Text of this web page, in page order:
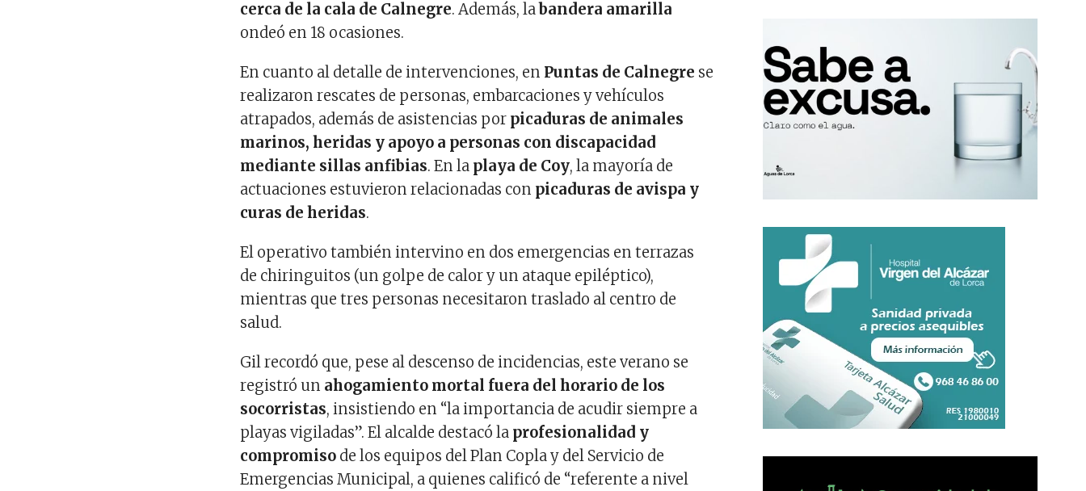
cerca de la cala de Calnegre. Además, labandera amarilla
ondeó en 18 ocasiones.
En cuanto al detalle de intervenciones, en Puntas de Calnegre se
realizaron rescates de personas, embarcaciones y vehículos
atrapados, además de asistencias por picaduras de animales
marinos, heridas y apoyo a personas con discapacidad
mediante sillas anfibias. En la playa de Coy, la mayoría de
actuaciones estuvieron relacionadas con picaduras de avispa y
curas de heridas.
El operativo también intervino en dos emergencias en terrazas
de chiringuitos (un golpe de calor y un ataque epiléptico),
mientras que tres personas necesitaron traslado al centro de
salud.
Gil recordó que, pese al descenso de incidencias, este verano se
registró un ahogamiento mortal fuera del horario de los
socorristas, insistiendo en “la importancia de acudir siempre a
playas vigiladas”. El alcalde destacó la profesionalidad y
compromiso de los equipos del Plan Copla y del Servicio de
Emergencias Municipal, a quienes calificó de “referente a nivel